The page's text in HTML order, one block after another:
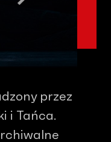
przez
i Tańca.